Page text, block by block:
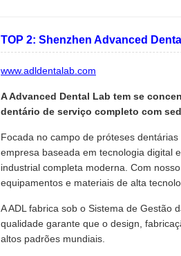
TOP 2: Shenzhen Advanced
www.adldentalab.com
A Advanced Dental Lab tem se
dentário de serviço completo com
Focada no campo de próteses
empresa baseada em tecnologia digital
industrial completa moderna. Com
equipamentos e materiais de alta
A ADL fabrica sob o Sistema de Gestão
qualidade garante que o design,
altos padrões mundiais.